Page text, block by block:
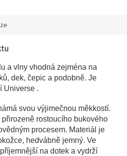
a vlny vhodná zejména na
dek, čepic a podobně. Je
Universe .
svou výjimečnou měkkostí.
rostoucího bukového
procesem. Materiál je
hedvábně jemný. Ve
na dotek a vydrží